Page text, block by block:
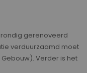
gerenoveerd
verduurzaamd moet
Gebouw). Verder is het